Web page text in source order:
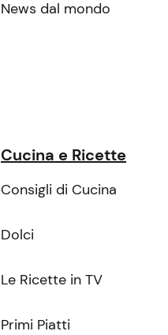
News dal mondo
Cucina e Ricette
Consigli di Cucina
Dolci
Le Ricette in TV
Primi Piatti